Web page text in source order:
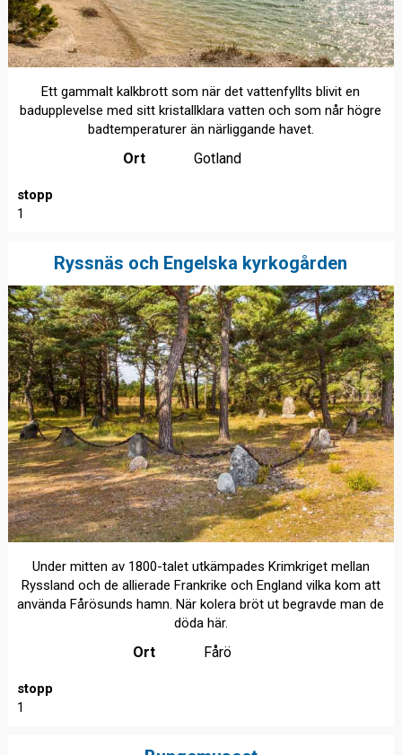
Ett gammalt kalkbrott som när det vattenfyllts blivit en
badupplevelse med sitt kristallklara vatten och som når högre
badtemperaturer än närliggande havet.
Ort Gotland
stopp
1
Ryssnäs och Engelska kyrkogården
Under mitten av 1800-talet utkämpades Krimkriget mellan
Ryssland och de allierade Frankrike och England vilka kom att
använda Fårösunds hamn. När kolera bröt ut begravde man de
döda här.
Ort Fårö
stopp
1